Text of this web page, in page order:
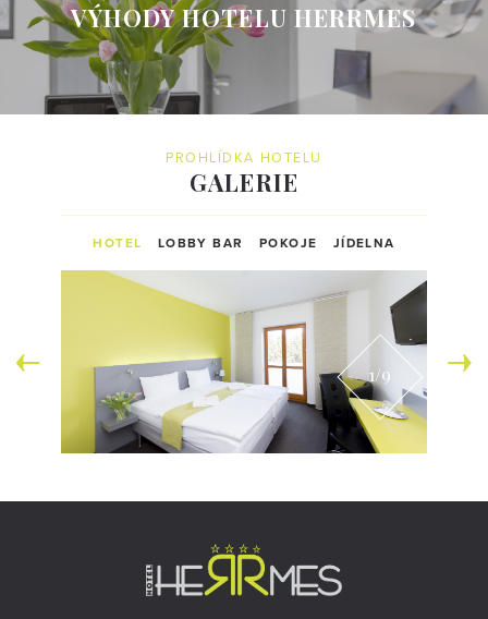
VÝHODY HOTELU HERRMES
PROHLÍDKA HOTELU
GALERIE
HOTEL LOBBY BAR POKOJE JÍDELNA
1/9